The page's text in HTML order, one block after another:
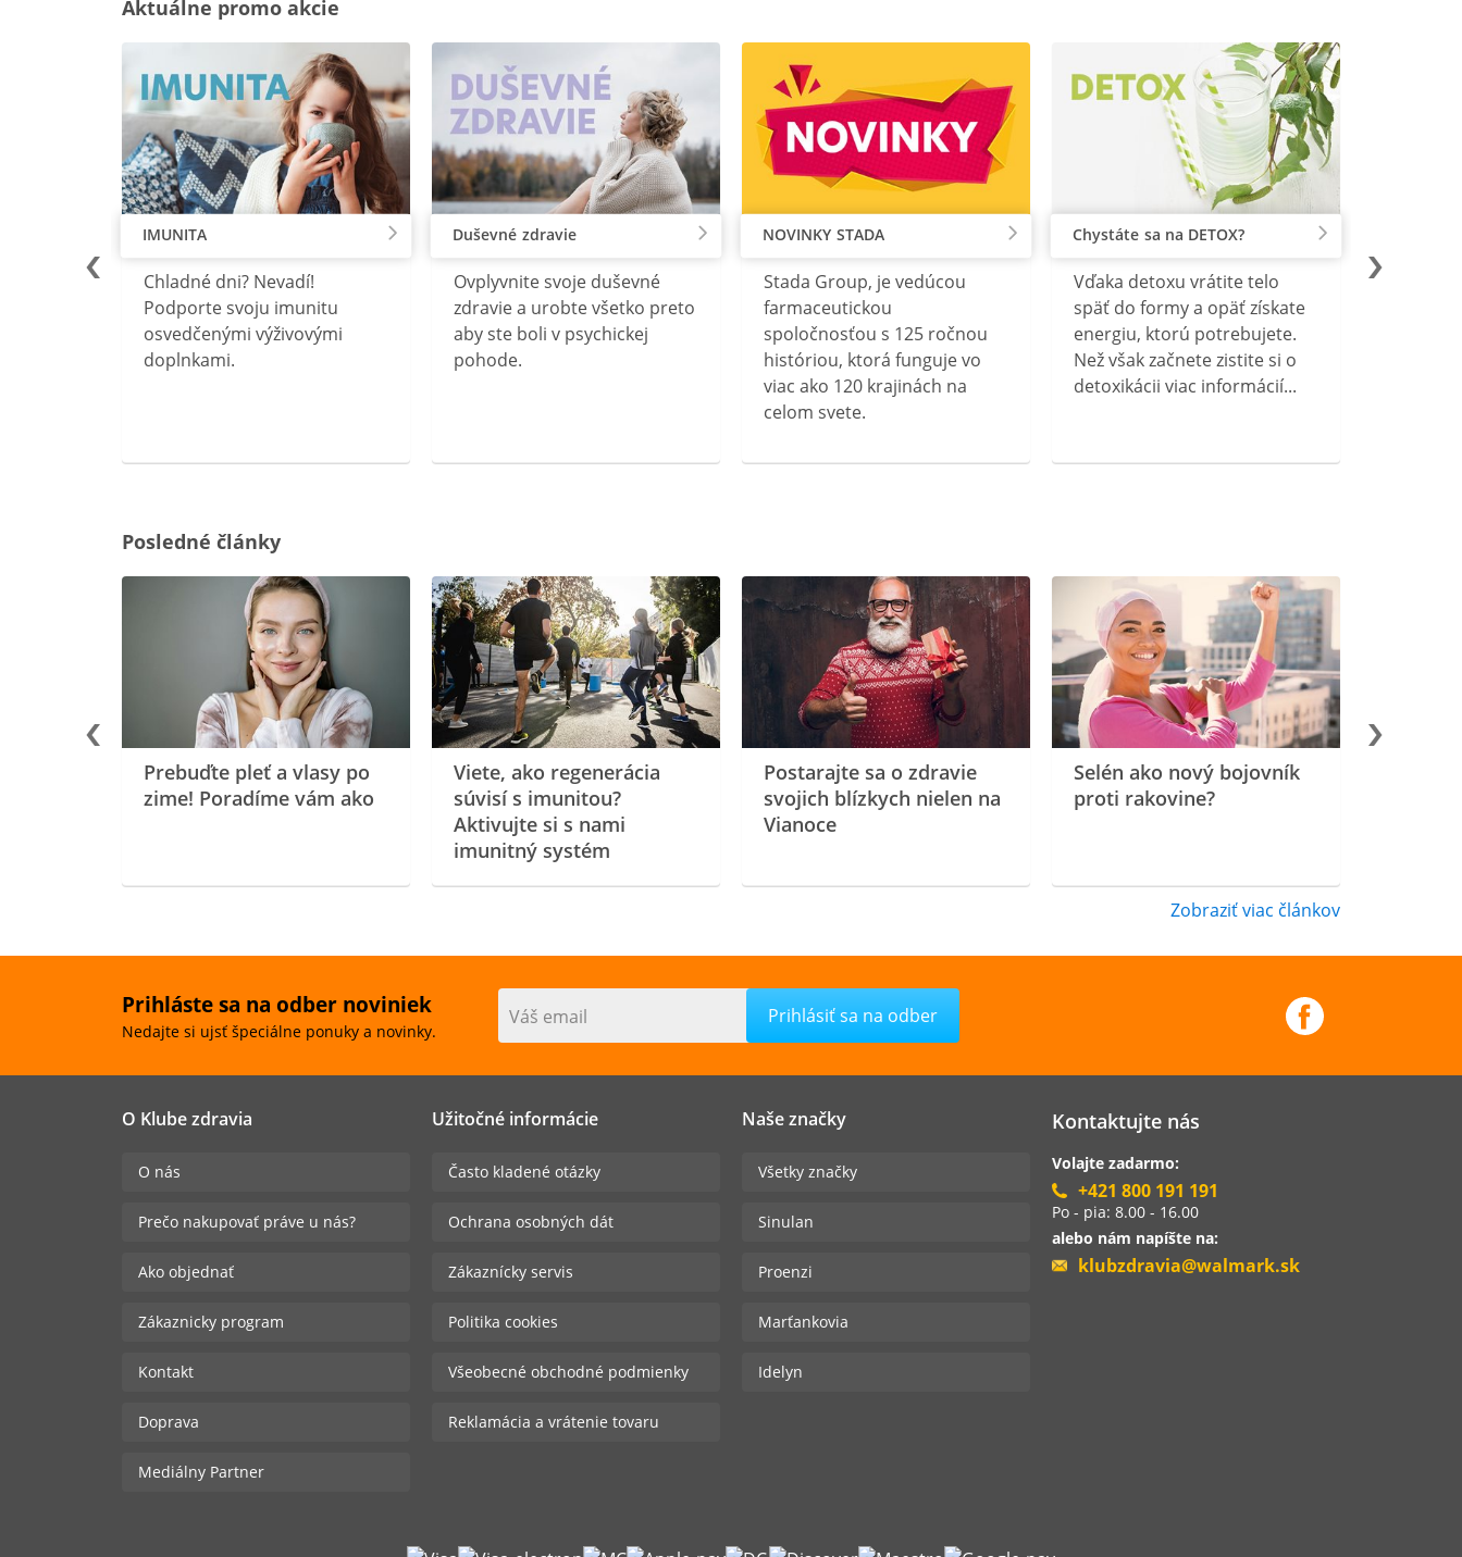
Aktuálne promo akcie
IMUNITA
Chladné dni? Nevadí!
Podporte svoju imunitu
osvedčenými výživovými
doplnkami.
Duševné zdravie
Ovplyvnite svoje duševné
zdravie a urobte všetko preto
aby ste boli v psychickej
pohode.
NOVINKY STADA
Stada Group, je vedúcou
farmaceutickou
spoločnosťou s 125 ročnou
históriou, ktorá funguje vo
viac ako 120 krajinách na
celom svete.
Chystáte sa na DETOX?
Vďaka detoxu vrátite telo
späť do formy a opäť získate
energiu, ktorú potrebujete.
Než však začnete zistite si o
detoxikácii viac informácií...
Posledné články
Prebuďte pleť a vlasy po
zime! Poradíme vám ako
Viete, ako regenerácia
súvisí s imunitou?
Aktivujte si s nami
imunitný systém
Postarajte sa o zdravie
svojich blízkych nielen na
Vianoce
Selén ako nový bojovník
proti rakovine?
Zobraziť viac článkov
Prihláste sa na odber noviniek
Nedajte si ujsť špeciálne ponuky a novinky.
Váš email
O Klube zdravia
O nás
Prečo nakupovať práve u nás?
Ako objednať
Zákaznicky program
Kontakt
Doprava
Mediálny Partner
Užitočné informácie
Často kladené otázky
Ochrana osobných dát
Zákaznícky servis
Politika cookies
Všeobecné obchodné podmienky
Reklamácia a vrátenie tovaru
Naše značky
Všetky značky
Sinulan
Proenzi
Marťankovia
Idelyn
Kontaktujte nás
Volajte zadarmo:
+421 800 191 191
Po - pia: 8.00 - 16.00
alebo nám napíšte na:
klubzdravia@walmark.sk